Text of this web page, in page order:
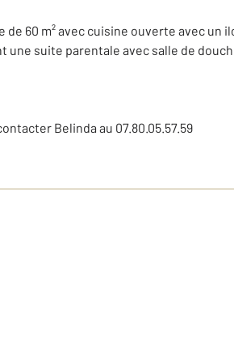
60 m² avec cuisine ouverte avec
une suite parentale avec salle de
Belinda au 07.80.05.57.59